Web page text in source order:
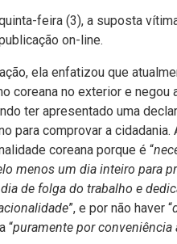
feira (3), a suposta
on-line.
ela enfatizou que
coreana no exterior e
ter apresentado uma
para comprovar a
coreana porque é “
menos um dia inteiro para
de folga do trabalho e
”, e por não haver “
“puramente por